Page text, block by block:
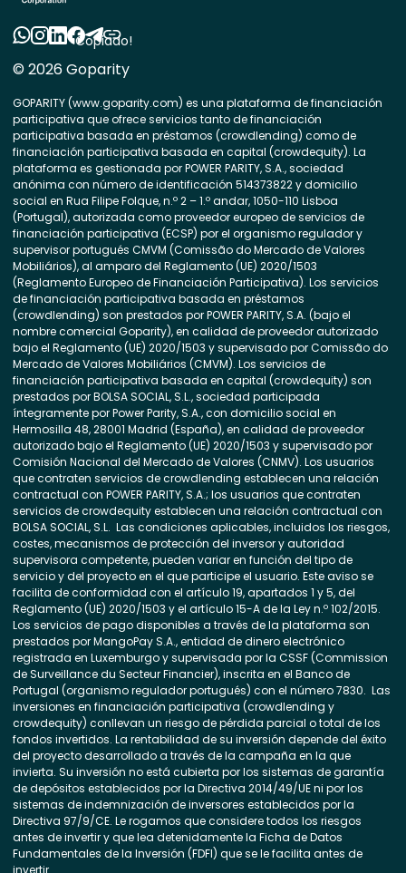
© 2026 Goparity
GOPARITY (www.goparity.com) es una plataforma de financiación
participativa que ofrece servicios tanto de financiación
participativa basada en préstamos (crowdlending) como de
financiación participativa basada en capital (crowdequity). La
plataforma es gestionada por POWER PARITY, S.A., sociedad
anónima con número de identificación 514373822 y domicilio
social en Rua Filipe Folque, n.º 2 – 1.º andar, 1050-110 Lisboa
(Portugal), autorizada como proveedor europeo de servicios de
financiación participativa (ECSP) por el organismo regulador y
supervisor portugués CMVM (Comissão do Mercado de Valores
Mobiliários), al amparo del Reglamento (UE) 2020/1503
(Reglamento Europeo de Financiación Participativa). Los servicios
de financiación participativa basada en préstamos
(crowdlending) son prestados por POWER PARITY, S.A. (bajo el
nombre comercial Goparity), en calidad de proveedor autorizado
bajo el Reglamento (UE) 2020/1503 y supervisado por Comissão do
Mercado de Valores Mobiliários (CMVM). Los servicios de
financiación participativa basada en capital (crowdequity) son
prestados por BOLSA SOCIAL, S.L., sociedad participada
íntegramente por Power Parity, S.A., con domicilio social en
Hermosilla 48, 28001 Madrid (España), en calidad de proveedor
autorizado bajo el Reglamento (UE) 2020/1503 y supervisado por
Comisión Nacional del Mercado de Valores (CNMV). Los usuarios
que contraten servicios de crowdlending establecen una relación
contractual con POWER PARITY, S.A.; los usuarios que contraten
servicios de crowdequity establecen una relación contractual con
BOLSA SOCIAL, S.L. Las condiciones aplicables, incluidos los riesgos,
costes, mecanismos de protección del inversor y autoridad
supervisora competente, pueden variar en función del tipo de
servicio y del proyecto en el que participe el usuario. Este aviso se
facilita de conformidad con el artículo 19, apartados 1 y 5, del
Reglamento (UE) 2020/1503 y el artículo 15-A de la Ley n.º 102/2015.
Los servicios de pago disponibles a través de la plataforma son
prestados por MangoPay S.A., entidad de dinero electrónico
registrada en Luxemburgo y supervisada por la CSSF (Commission
de Surveillance du Secteur Financier), inscrita en el Banco de
Portugal (organismo regulador portugués) con el número 7830. Las
inversiones en financiación participativa (crowdlending y
crowdequity) conllevan un riesgo de pérdida parcial o total de los
fondos invertidos. La rentabilidad de su inversión depende del éxito
del proyecto desarrollado a través de la campaña en la que
invierta. Su inversión no está cubierta por los sistemas de garantía
de depósitos establecidos por la Directiva 2014/49/UE ni por los
sistemas de indemnización de inversores establecidos por la
Directiva 97/9/CE. Le rogamos que considere todos los riesgos
antes de invertir y que lea detenidamente la Ficha de Datos
Fundamentales de la Inversión (FDFI) que se le facilita antes de
invertir.
Copiado!